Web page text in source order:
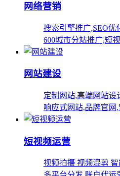
网络营销
搜索引擎推广,SEO优
600城市分站推广,短
网站建设
定制网站,高端网站设
响应式网站,品牌官网
短视频运营
视频拍摄 视频混剪